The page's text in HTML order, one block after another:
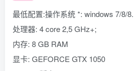
最低配置:操作系统 *: windows 7/8/
处理器: 4 core 2,5 GHz+;
内存: 8 GB RAM
显卡: GEFORCE GTX 1050